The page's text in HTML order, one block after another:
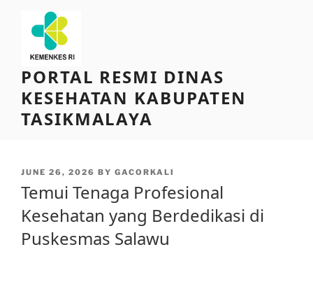
content
PORTAL RESMI DINAS
KESEHATAN KABUPATEN
TASIKMALAYA
POSTED
JUNE 26, 2026 BY GACORKALI
Temui Tenaga Profesional
Kesehatan yang Berdedikasi di
Puskesmas Salawu